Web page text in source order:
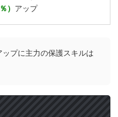
） アップ
プに主力の保護スキルは